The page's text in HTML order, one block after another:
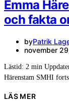
Emma
och fakta
byPatrik
november
Lästid: 2 min
Härenstam SMHI
LÄS MER